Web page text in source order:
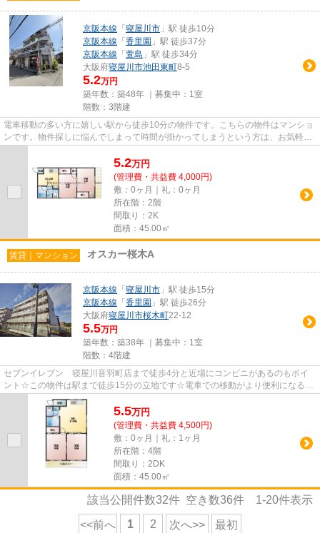
京阪本線 「 寝屋川市 」駅 徒歩10分
京阪本線 「 香里園 」駅 徒歩37分
京阪本線 「 萱島 」駅 徒歩34分
大阪府寝屋川市池田東町8-5
5.2万円
築年数：築48年 ｜募集中： 1室
階数：3階建
電車移動の多い方に嬉しい駅から徒歩10分の物件です。こちらの物件はマンショ
ンです。物件探しに悩んでしまって時間が掛かってしまうという方は、お気軽に
5.2万円
(管理費・共益費 4,000円)
敷：0ヶ月｜礼：0ヶ月
所在階：2階
間取り：2K
面積：45.00㎡
賃貸｜マンション オスカー桜木A
京阪本線 「 寝屋川市 」駅 徒歩15分
京阪本線 「 香里園 」駅 徒歩26分
大阪府寝屋川市桜木町22-12
5.5万円
築年数：築38年 ｜募集中： 1室
階数：4階建
セブンイレブン 寝屋川音羽町店まで徒歩4分と近場にコンビニがあるのもポイ
ント☆この物件は駅まで徒歩15分の立地です☆電車での移動がより便利になる、
2駅利用可能なマンションです☆防...
5.5万円
(管理費・共益費 4,500円)
敷：0ヶ月｜礼：1ヶ月
所在階：4階
間取り：2DK
面積：45.00㎡
該当公開件数32件 空き数36件 1-20件表示
<<前へ 1 2 次へ>> 最初